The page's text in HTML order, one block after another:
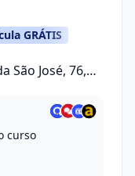
GRÁTIS
São José, 76,
curso